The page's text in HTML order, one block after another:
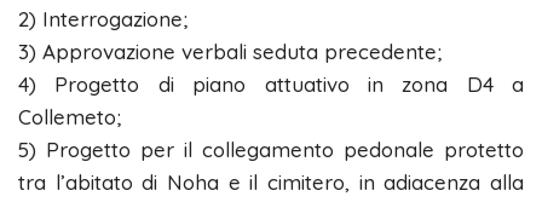
2) Interrogazione;
3) Approvazione verbali seduta precedente;
4) Progetto di piano attuativo in zona D4 a
Collemeto;
5) Progetto per il collegamento pedonale protetto
tra l’abitato di Noha e il cimitero, in adiacenza alla